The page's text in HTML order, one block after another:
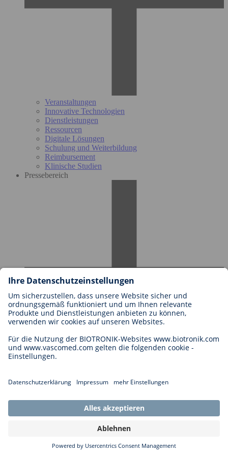
Veranstaltungen
Innovative Technologien
Dienstleistungen
Ressourcen
Digitale Lösungen
Schulung und Weiterbildung
Reimbursement
Klinische Studien
Pressebereich
Pressemitteilungen